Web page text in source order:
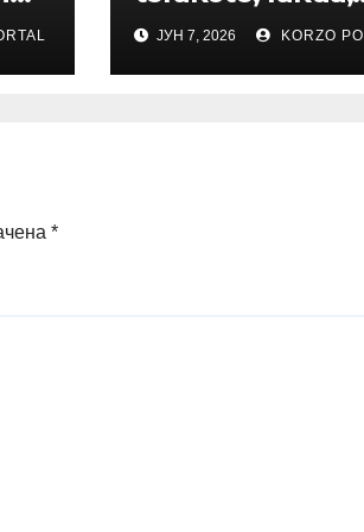
i
majolike do
kamenine
ЈУН 7, 2026 KORZO
*